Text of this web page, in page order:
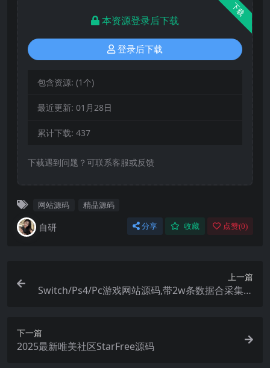
下载
本资源登录后下载
登录后下载
包含资源: (1个)
最近更新: 01月28日
累计下载: 437
下载遇到问题？可联系客服或反馈
网站源码 精品源码
自研 分享 收藏 点赞(0)
上一篇
Switch/Ps4/Pc游戏网站源码,带2w条数据合采集规
下一篇
2025最新唯美社区StarFree源码